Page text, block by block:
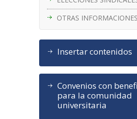
OTRAS INFORMACIONES
Insertar contenidos
Convenios con
para la comunidad
universitaria